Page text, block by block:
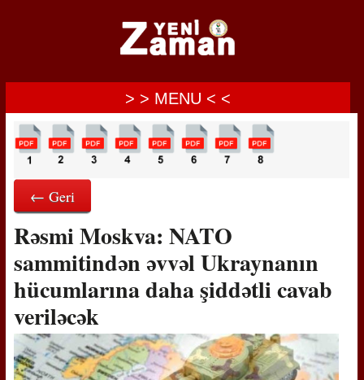
> > MENU < <
← Geri
Rəsmi Moskva: NATO
sammitindən əvvəl Ukraynanın
hücumlarına daha şiddətli cavab
veriləcək